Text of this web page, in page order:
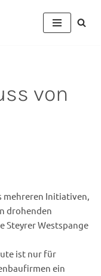
von
mehreren Initiativen,
drohenden
Steyrer Westspange
ist nur für
ein